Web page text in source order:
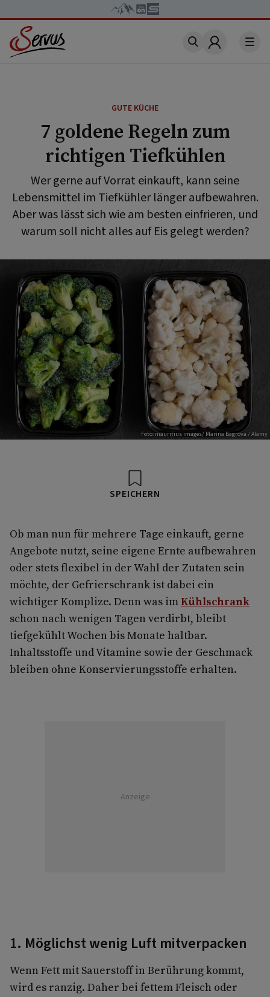
Account
GUTE KÜCHE
7 goldene Regeln zum
richtigen Tiefkühlen
Wer gerne auf Vorrat einkauft, kann seine
Lebensmittel im Tiefkühler länger aufbewahren.
Aber was lässt sich wie am besten einfrieren, und
warum soll nicht alles auf Eis gelegt werden?
Foto: mauritius images/ Marina Bagrova / Alamy
SPEICHERN
Ob man nun für mehrere Tage einkauft, gerne
Angebote nutzt, seine eigene Ernte aufbewahren
oder stets flexibel in der Wahl der Zutaten sein
möchte, der Gefrierschrank ist dabei ein
wichtiger Komplize. Denn was imKühlschrank
schon nach wenigen Tagen verdirbt, bleibt
tiefgekühlt Wochen bis Monate haltbar.
Inhaltsstoffe und Vitamine sowie der Geschmack
bleiben ohne Konservierungsstoffe erhalten.
Anzeige
1. Möglichst wenig Luft mitverpacken
Wenn Fett mit Sauerstoff in Berührung kommt,
wird es ranzig. Daher bei fettem Fleisch oder